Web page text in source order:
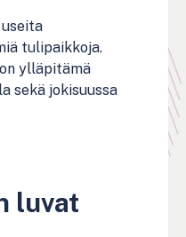
tulipaikkoja.
ylläpitämä
sekä jokisuussa
luvat